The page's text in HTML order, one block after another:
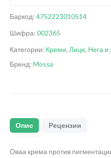
Баркод: 4752223010514
Шифра: 002365
Категории: Креми, Лице, Нега и
Бренд: Mossa
Опис Рецензии
Оваа крема против пигментации